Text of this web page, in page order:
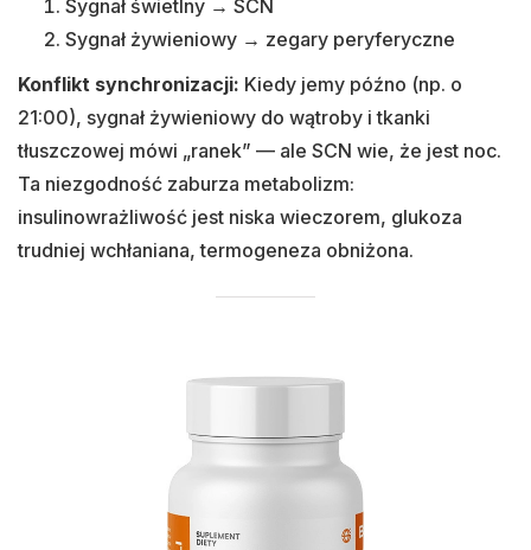
Sygnał świetlny → SCN
Sygnał żywieniowy → zegary peryferyczne
Konflikt synchronizacji: Kiedy jemy późno (np. o
21:00), sygnał żywieniowy do wątroby i tkanki
tłuszczowej mówi „ranek” — ale SCN wie, że jest noc.
Ta niezgodność zaburza metabolizm:
insulinowrażliwość jest niska wieczorem, glukoza
trudniej wchłaniana, termogeneza obniżona.